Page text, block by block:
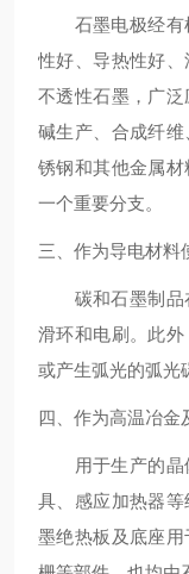
石墨电极经有
性好、导热性好
不透性石墨，广
碱生产、合成纤
锈钢和其他金属
一个重要分支。
三、作为导电材料
碳和石墨制品
滑环和电刷。此
或产生弧光的弧光
四、作为高温冶金
用于生产的晶
具、感应加热器
墨绝热板及底座